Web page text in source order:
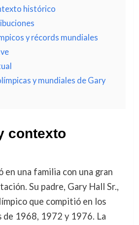
histórico
y récords mundiales
y mundiales de Gary
contexto
en una familia con una gran
Su padre, Gary Hall Sr.,
que compitió en los
de 1968, 1972 y 1976. La